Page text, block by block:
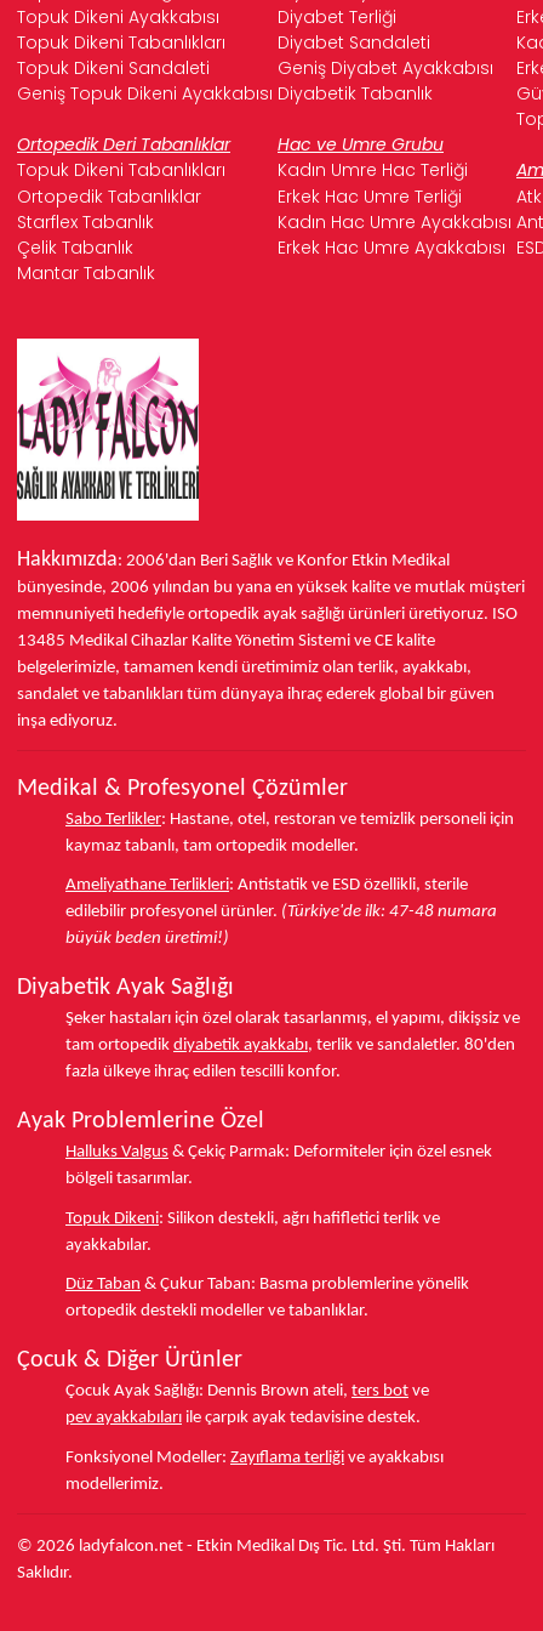
Topuk Dikeni Ayakkabısı
Diyabet Terliği
Topuk Dikeni Tabanlıkları
Diyabet Sandaleti
Topuk Dikeni Sandaleti
Geniş Diyabet Ayakkabısı
Geniş Topuk Dikeni Ayakkabısı Diyabetik Tabanlık
Ortopedik Deri Tabanlıklar
Hac ve Umre Grubu
Topuk Dikeni Tabanlıkları
Kadın Umre Hac Terliği
Ortopedik Tabanlıklar
Erkek Hac Umre Terliği
Starflex Tabanlık
Kadın Hac Umre Ayakkabısı
Çelik Tabanlık
Erkek Hac Umre Ayakkabısı
Mantar Tabanlık
Hakkımızda: 2006'dan Beri Sağlık ve Konfor Etkin Medikal
bünyesinde, 2006 yılından bu yana en yüksek kalite ve mutlak müşteri
memnuniyeti hedefiyle ortopedik ayak sağlığı ürünleri üretiyoruz. ISO
13485 Medikal Cihazlar Kalite Yönetim Sistemi ve CE kalite
belgelerimizle, tamamen kendi üretimimiz olan terlik, ayakkabı,
sandalet ve tabanlıkları tüm dünyaya ihraç ederek global bir güven
inşa ediyoruz.
Medikal & Profesyonel Çözümler
Sabo Terlikler: Hastane, otel, restoran ve temizlik personeli için
kaymaz tabanlı, tam ortopedik modeller.
Ameliyathane Terlikleri: Antistatik ve ESD özellikli, sterile
edilebilir profesyonel ürünler. (Türkiye'de ilk: 47-48 numara
büyük beden üretimi!)
Diyabetik Ayak Sağlığı
Şeker hastaları için özel olarak tasarlanmış, el yapımı, dikişsiz ve
tam ortopedik diyabetik ayakkabı, terlik ve sandaletler. 80'den
fazla ülkeye ihraç edilen tescilli konfor.
Ayak Problemlerine Özel
Halluks Valgus & Çekiç Parmak: Deformiteler için özel esnek
bölgeli tasarımlar.
Topuk Dikeni: Silikon destekli, ağrı hafifletici terlik ve
ayakkabılar.
Düz Taban & Çukur Taban: Basma problemlerine yönelik
ortopedik destekli modeller ve tabanlıklar.
Çocuk & Diğer Ürünler
Çocuk Ayak Sağlığı: Dennis Brown ateli, ters bot ve
pev ayakkabıları ile çarpık ayak tedavisine destek.
Fonksiyonel Modeller: Zayıflama terliği ve ayakkabısı
modellerimiz.
© 2026 ladyfalcon.net - Etkin Medikal Dış Tic. Ltd. Şti. Tüm Hakları
Saklıdır.